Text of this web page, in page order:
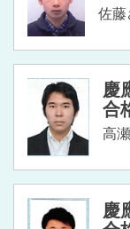
佐
慶
合
高
慶